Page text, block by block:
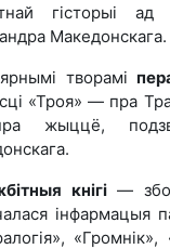
гісторыі
Македонскага.
творамі
«Троя» — пра
жыццё,
кнігі—
інфармацыя